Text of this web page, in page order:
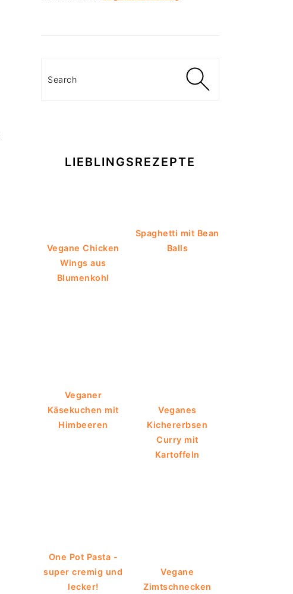
LIEBLINGSREZEPTE
Vegane Chicken
Wings aus
Blumenkohl
Spaghetti mit Bean
Balls
Veganer
Käsekuchen mit
Himbeeren
Veganes
Kichererbsen
Curry mit
Kartoffeln
One Pot Pasta -
super cremig und
lecker!
Vegane
Zimtschnecken